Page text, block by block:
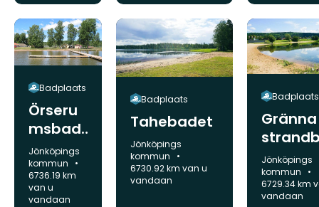
Badplaats
Örseru
msbad
et
Gemeente:
Jönköpings
kommun
6736.19 km
van u
vandaan
Badplaats
Tahebadet
Gemeente:
Jönköpings
kommun
6730.92 km van u
vandaan
Badplaats
Gränna
Gemeente:
Jönköpings
kommun
6729.34 km
vandaan